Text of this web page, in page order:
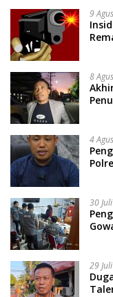
9
8
4
30
29